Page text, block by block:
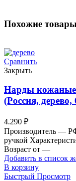
Похожие
Сравнить
Закрыть
Нарды кожаные
(Россия,
4.290 ₽
Производитель —
ручкой
Возраст от —
Добавить в список
В корзину
Быстрый Просмотр